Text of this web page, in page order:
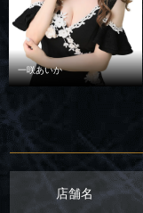
一咲あいか
店舗名